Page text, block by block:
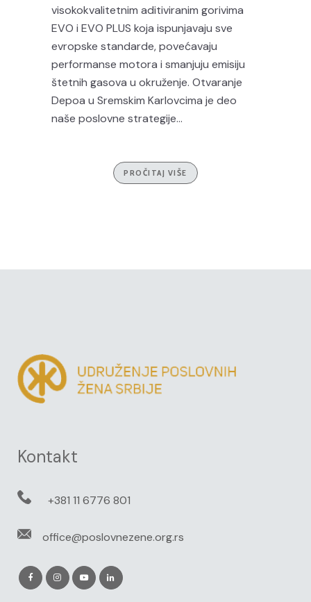
visokokvalitetnim aditiviranim gorivima
EVO i EVO PLUS koja ispunjavaju sve
evropske standarde, povećavaju
performanse motora i smanjuju emisiju
štetnih gasova u okruženje. Otvaranje
Depoa u Sremskim Karlovcima je deo
naše poslovne strategije...
PROČITAJ VIŠE
Kontakt
+381 11 6776 801
office@poslovnezene.org.rs